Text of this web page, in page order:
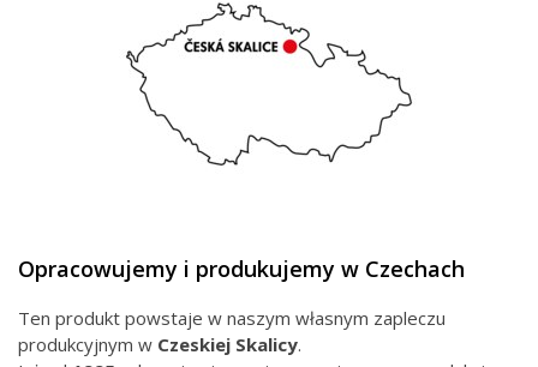
Opracowujemy i produkujemy w Czechach
Ten produkt powstaje w naszym własnym zapleczu
produkcyjnym w Czeskiej Skalicy.